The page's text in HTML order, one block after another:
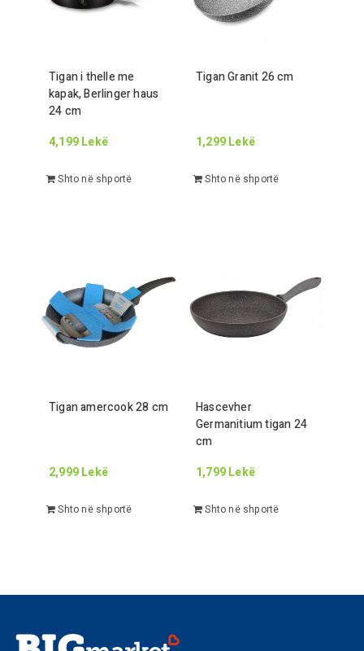
Tigan i thelle me
kapak, Berlinger haus
24cm
4,199Lekë
Shto në shportë
TiganGranit26cm
1,299Lekë
Shto në shportë
Tigan amercook28 cm
2,999Lekë
Shto në shportë
Hascevher
Germanitium tigan24
cm
1,799Lekë
Shto në shportë